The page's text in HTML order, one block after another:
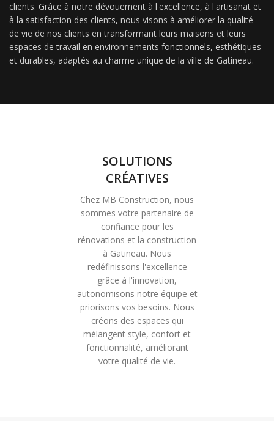
clients. Grâce à notre dévouement à l'excellence, à l'artisanat et
à la satisfaction des clients, nous visons à améliorer la qualité
de vie de nos clients en transformant leurs maisons et leurs
espaces de travail en environnements fonctionnels, esthétiques
et durables, adaptés au charme unique de la ville de Gatineau.
SOLUTIONS
CRÉATIVES
Chez MB Construction, nous
sommes votre partenaire de
confiance pour les
rénovations et la construction
à Gatineau. Nous
redéfinissons l'excellence
grâce à l'innovation,
autonomisons notre équipe et
priorisons vos besoins. Nous
créons des espaces qui
mélangent style, confort et
fonctionnalité, améliorant
votre qualité de vie.